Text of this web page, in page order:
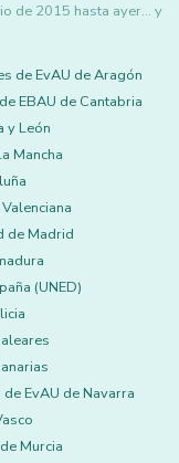
de 2015 hasta ayer... y
de EvAU de Aragón
EBAU de Cantabria
y León
Mancha
de Madrid
(UNED)
de EvAU de Navarra
Murcia